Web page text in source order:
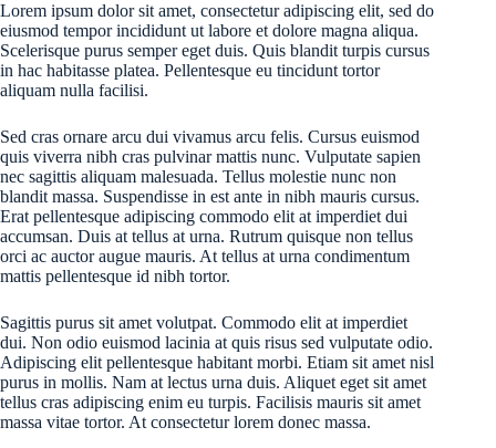
Lorem ipsum dolor sit amet, consectetur adipiscing elit, sed do
eiusmod tempor incididunt ut labore et dolore magna aliqua.
Scelerisque purus semper eget duis. Quis blandit turpis cursus
in hac habitasse platea. Pellentesque eu tincidunt tortor
aliquam nulla facilisi.
Sed cras ornare arcu dui vivamus arcu felis. Cursus euismod
quis viverra nibh cras pulvinar mattis nunc. Vulputate sapien
nec sagittis aliquam malesuada. Tellus molestie nunc non
blandit massa. Suspendisse in est ante in nibh mauris cursus.
Erat pellentesque adipiscing commodo elit at imperdiet dui
accumsan. Duis at tellus at urna. Rutrum quisque non tellus
orci ac auctor augue mauris. At tellus at urna condimentum
mattis pellentesque id nibh tortor.
Sagittis purus sit amet volutpat. Commodo elit at imperdiet
dui. Non odio euismod lacinia at quis risus sed vulputate odio.
Adipiscing elit pellentesque habitant morbi. Etiam sit amet nisl
purus in mollis. Nam at lectus urna duis. Aliquet eget sit amet
tellus cras adipiscing enim eu turpis. Facilisis mauris sit amet
massa vitae tortor. At consectetur lorem donec massa.